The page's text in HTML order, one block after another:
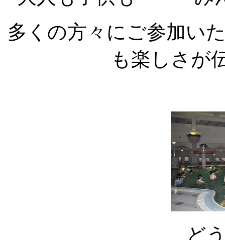
多くの方々にご参加い
も楽しさが
ど